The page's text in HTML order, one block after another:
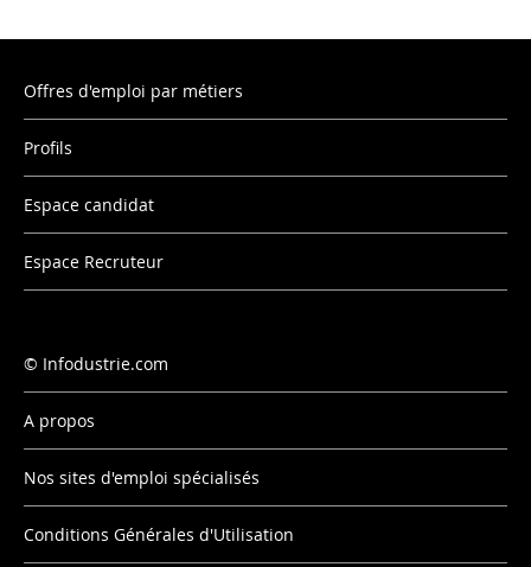
Offres d'emploi par métiers
Profils
Espace candidat
Espace Recruteur
Infodustrie.com
A propos
Nos sites d'emploi spécialisés
Conditions Générales d'Utilisation